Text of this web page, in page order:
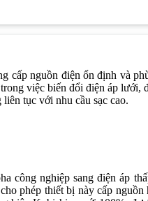
nguồn điện ổn định và
việc biến đổi điện áp lưới,
tục với nhu cầu sạc cao.
nghiệp sang điện áp
phép thiết bị này cấp